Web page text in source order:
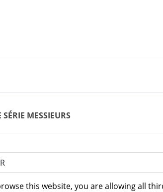
SÉRIE MESSIEURS
VUILLERMOZ
this website, you are allowing all